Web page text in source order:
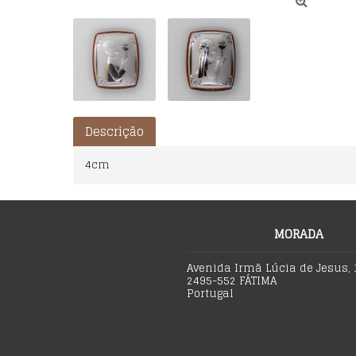
Descrição
4cm
MORADA
Avenida Irmã Lúcia de Jesus,
2495-552 FÁTIMA
Portugal